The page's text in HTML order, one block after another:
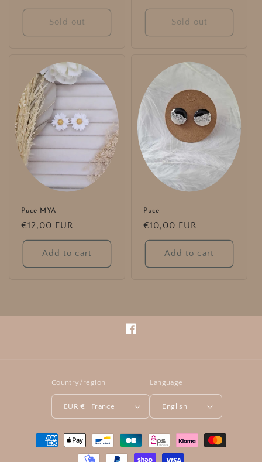
Sold out Sold out
Puce MYA
Regular
price
€12,00 EUR
Add to cart
Puce
Regular
price
€10,00 EUR
Add to cart
Facebook
Country/region
EUR € | France
Language
English
Payment
methods